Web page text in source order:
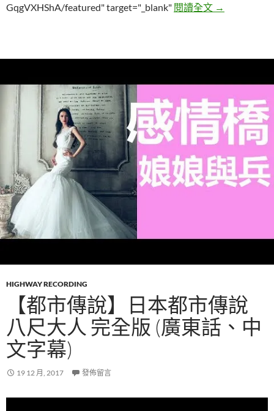
GqgVXHShA/featured" target="_blank" 閱讀全文 他惡夢中的
→
HIGHWAY RECORDING
【都市傳說】日本都市傳說
八尺大人 完全版 (廣東話、中
文字幕)
19 12 月, 2017 發佈留言